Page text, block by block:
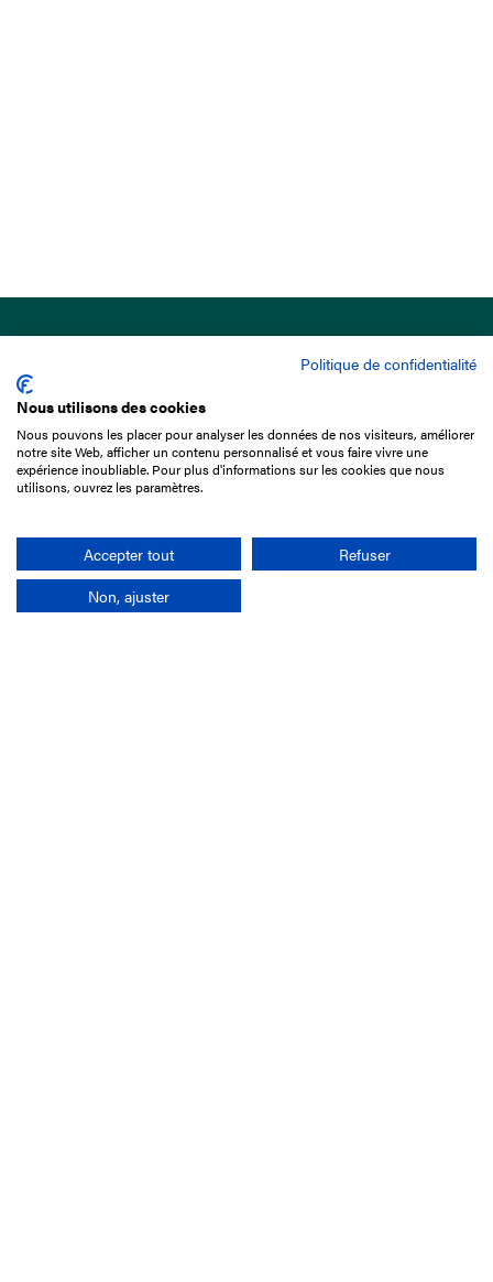
15 Boulevard de Douaumont
75017 Paris
+33 1 49 10 20 29
Politique de confidentialité
Nous utilisons des cookies
Nous pouvons les placer pour analyser les données de nos visiteurs, améliorer
notre site Web, afficher un contenu personnalisé et vous faire vivre une
expérience inoubliable. Pour plus d'informations sur les cookies que nous
utilisons, ouvrez les paramètres.
Accepter tout
Refuser
Non, ajuster